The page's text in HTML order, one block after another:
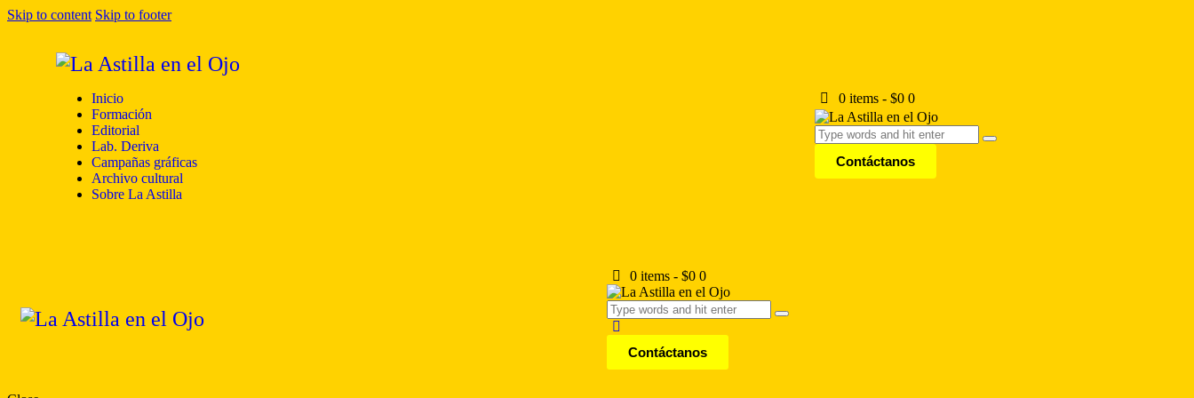
Skip to content Skip to footer
Inicio
Formación
Editorial
Lab. Deriva
Campañas gráficas
Archivo cultural
Sobre La Astilla
0 items- $0 0
Contáctanos
0 items -$0 0
Contáctanos